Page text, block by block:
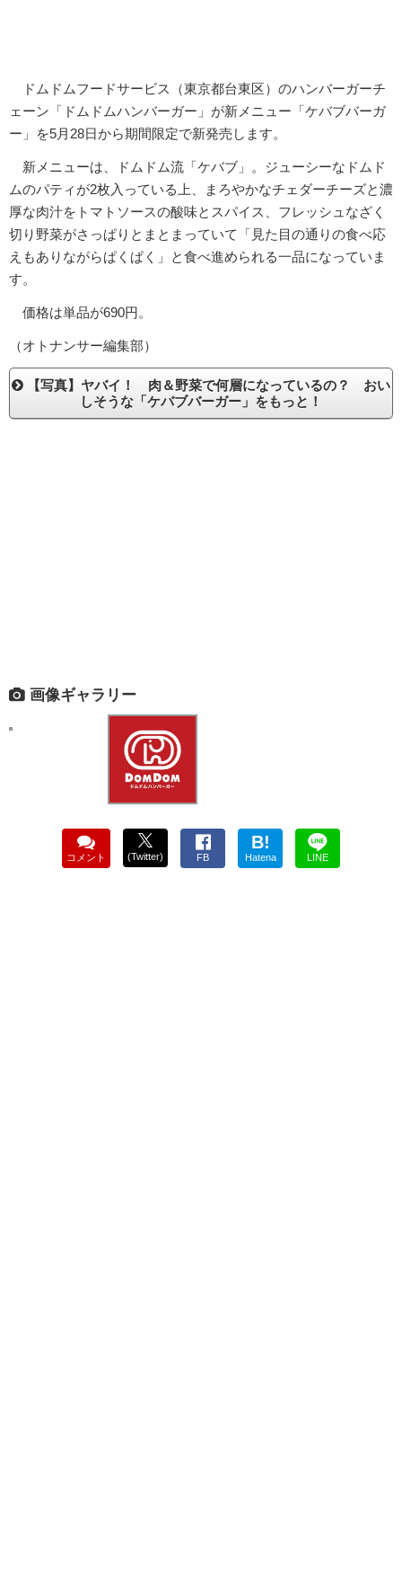
ドムドムフードサービス（東京都台東区）のハンバーガーチ
ェーン「ドムドムハンバーガー」が新メニュー「ケバブバーガ
ー」を5月28日から期間限定で新発売します。
新メニューは、ドムドム流「ケバブ」。ジューシーなドムド
ムのパティが2枚入っている上、まろやかなチェダーチーズと濃
厚な肉汁をトマトソースの酸味とスパイス、フレッシュなざく
切り野菜がさっぱりとまとまっていて「見た目の通りの食べ応
えもありながらぱくぱく」と食べ進められる一品になっていま
す。
価格は単品が690円。
（オトナンサー編集部）
【写真】ヤバイ！ 肉＆野菜で何層になっているの？ おい
しそうな「ケバブバーガー」をもっと！
画像ギャラリー
コメント (Twitter) FB
B!
Hatena LINE